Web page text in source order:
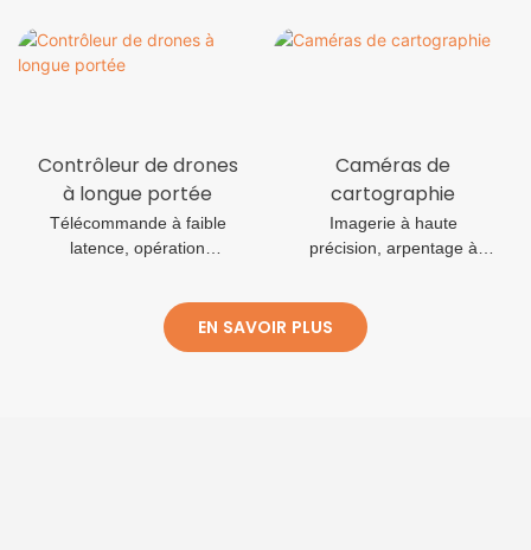
Contrôleur de drones
à longue portée
Télécommande à faible
latence, opération
Caméras de
cartographie
Imagerie à haute
précision, arpentage à
EN SAVOIR PLUS